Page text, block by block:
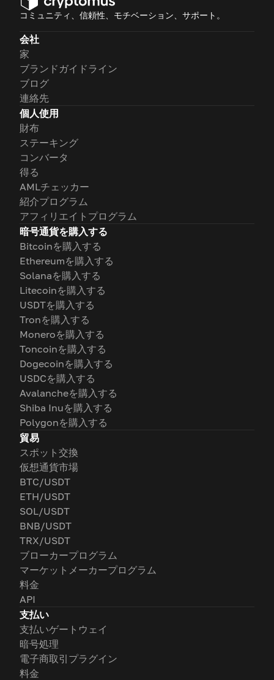
コミュニティ、信頼性、モチベーション、サポート。
会社
家
ブランドガイドライン
ブログ
連絡先
個人使用
財布
ステーキング
コンバータ
得る
AMLチェッカー
紹介プログラム
アフィリエイトプログラム
暗号通貨を購入する
Bitcoinを購入する
Ethereumを購入する
Solanaを購入する
Litecoinを購入する
USDTを購入する
Tronを購入する
Moneroを購入する
Toncoinを購入する
Dogecoinを購入する
USDCを購入する
Avalancheを購入する
Shiba Inuを購入する
Polygonを購入する
貿易
スポット交換
仮想通貨市場
BTC/USDT
ETH/USDT
SOL/USDT
BNB/USDT
TRX/USDT
ブローカープログラム
マーケットメーカープログラム
料金
API
支払い
支払いゲートウェイ
暗号処理
電子商取引プラグイン
料金